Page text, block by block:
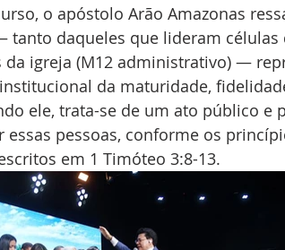
o apóstolo Arão Amazonas
tanto daqueles que lideram
da igreja (M12 administrativo) —
da maturidade,
ele, trata-se de um ato público e
essas pessoas, conforme os
em 1 Timóteo 3:8-13.